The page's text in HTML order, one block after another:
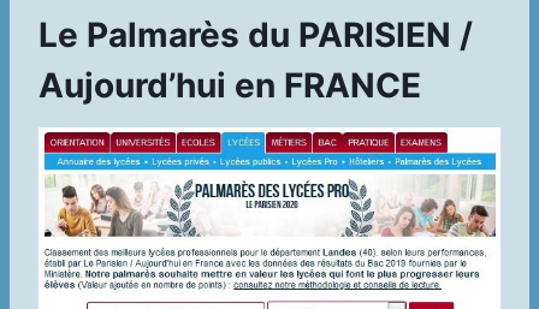
Le Palmarès du PARISIEN /
Aujourd’hui en FRANCE